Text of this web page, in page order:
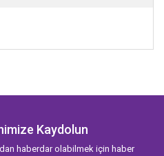
Kaydolun
haberdar olabilmek için haber